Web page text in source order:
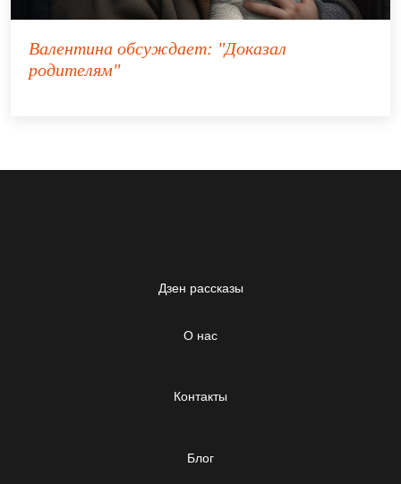
Валентина обсуждает: "Доказал
родителям"
Дзен рассказы
О нас
Контакты
Блог